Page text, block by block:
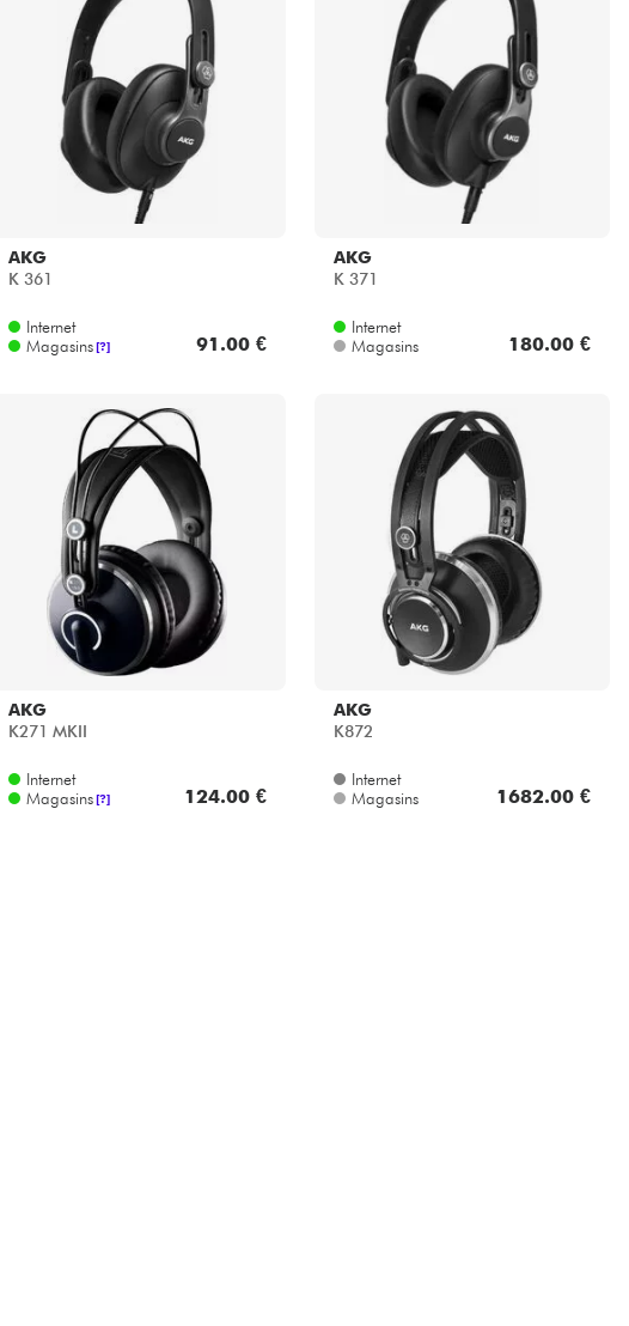
AKG
K 361
Internet
Magasins[?] 91.00 €
AKG
K 371
Internet
Magasins
180.00 €
AKG
K271 MKII
Internet
Magasins[?] 124.00 €
AKG
K872
Internet
Magasins
1682.00 €